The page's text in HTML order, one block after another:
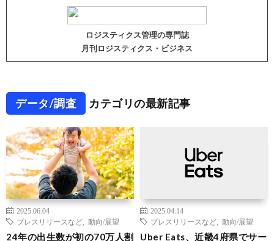
ロジスティクス管理の専門誌
月刊ロジスティクス・ビジネス
データ/調査 カテゴリの最新記事
2025.06.04
プレスリリースなど
動向/展望
24年の出生数が初の70万人割
2025.04.14
プレスリリースなど
動向/展望
Uber Eats、近畿4府県でサー